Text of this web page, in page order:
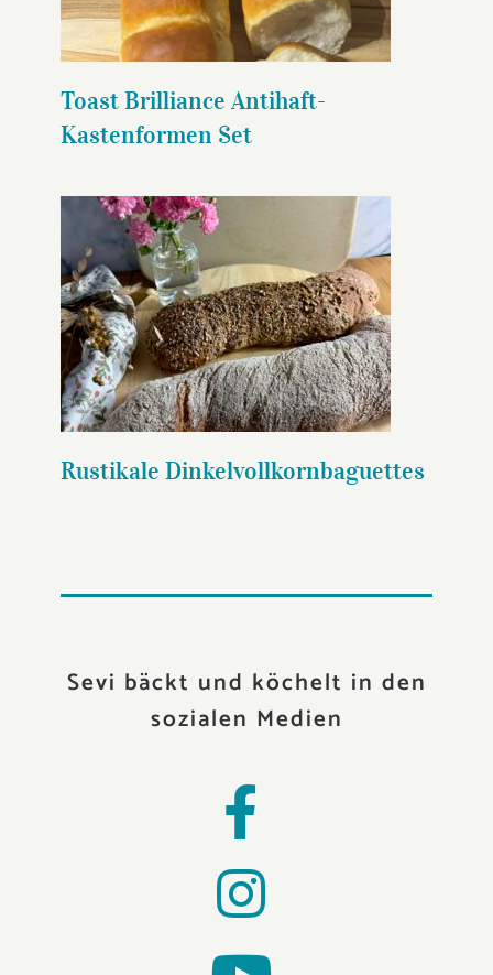
Toast Brilliance Antihaft-
Kastenformen Set
Rustikale
Dinkelvollkornbaguettes
Rustikale Dinkelvollkornbaguettes
Sevi bäckt und köchelt in den
sozialen Medien